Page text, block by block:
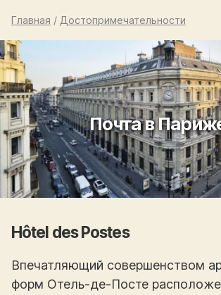
Главная / Достопримечательности
Почта в
Hôtel des Postes
Впечатляющий совершенством
форм Отель-де-Посте